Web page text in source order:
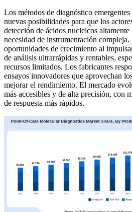
Los métodos de diagnóstico
nuevas posibilidades para que los
detección de ácidos nucleicos
necesidad de instrumentación compleja.
oportunidades de crecimiento al
de análisis ultrarrápidas y rentables,
recursos limitados. Los fabricantes
ensayos innovadores que aprovechan
mejorar el rendimiento. El mercado
más accesibles y de alta precisión, con
de respuesta más rápidos.